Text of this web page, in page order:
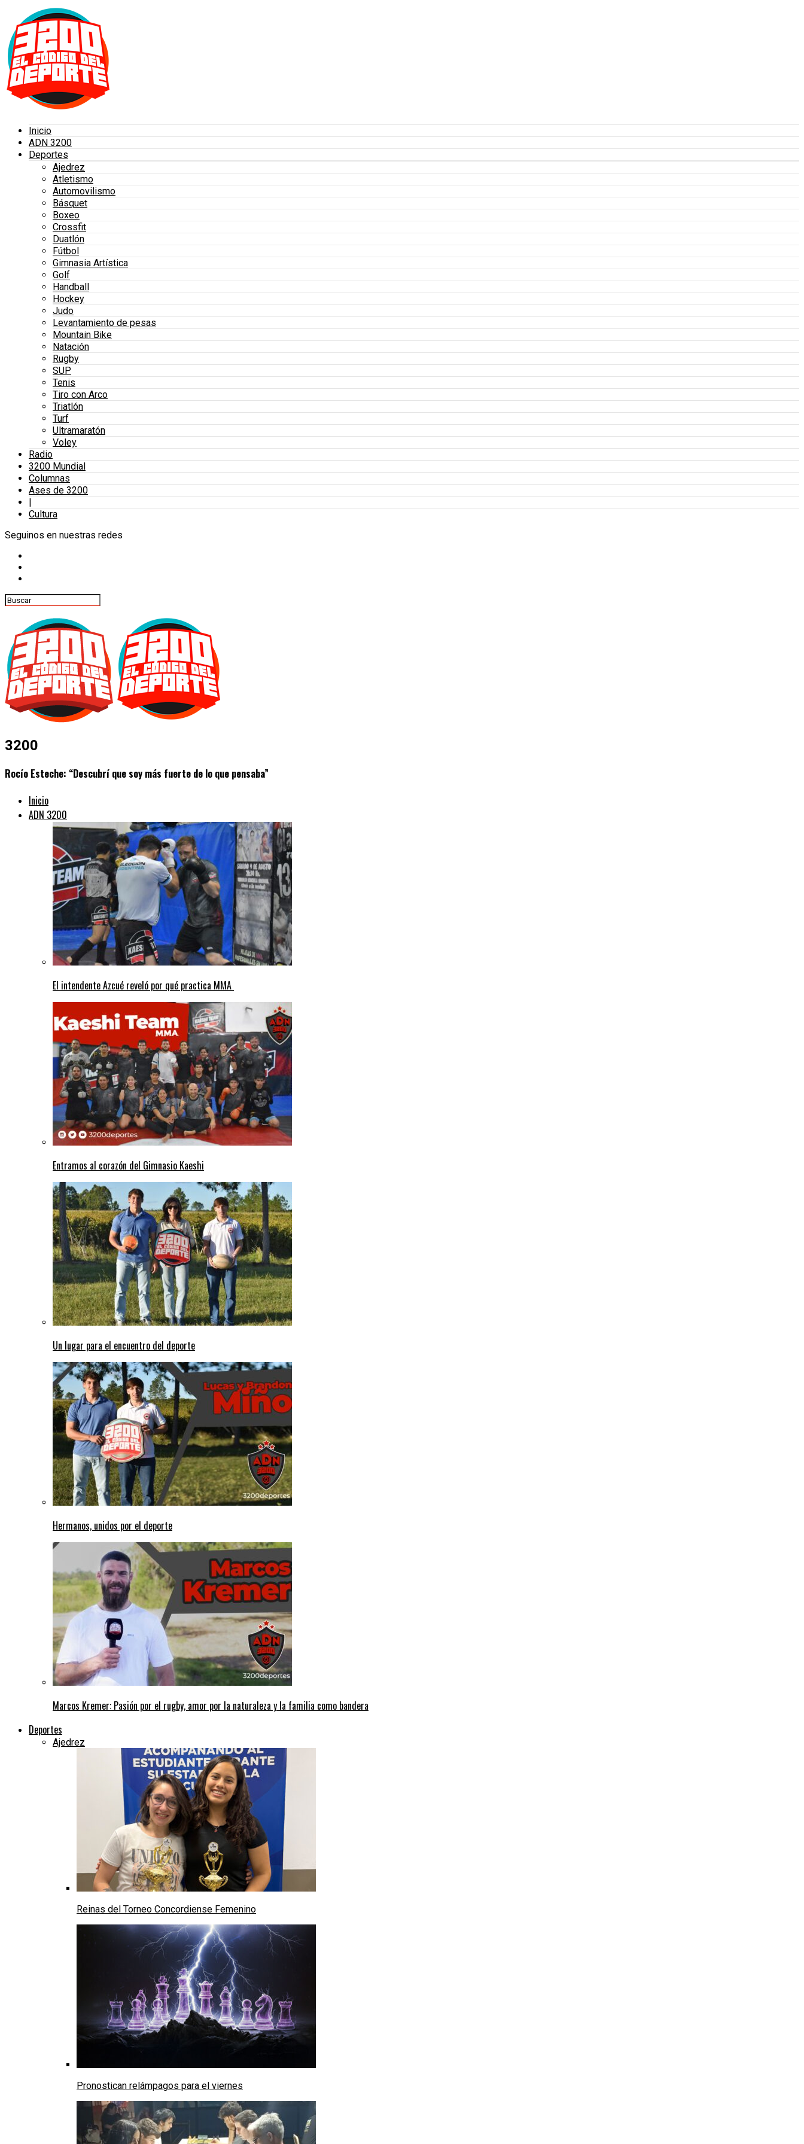
Inicio
ADN 3200
Deportes
Ajedrez
Atletismo
Automovilismo
Básquet
Boxeo
Crossfit
Duatlón
Fútbol
Gimnasia Artística
Golf
Handball
Hockey
Judo
Levantamiento de pesas
Mountain Bike
Natación
Rugby
SUP
Tenis
Tiro con Arco
Triatlón
Turf
Ultramaratón
Voley
Radio
3200 Mundial
Columnas
Ases de 3200
|
Cultura
Seguinos en nuestras redes
3200
Rocío Esteche: “Descubrí que soy más fuerte de lo que pensaba”
Inicio
ADN 3200
El intendente Azcué reveló por qué practica MMA
Entramos al corazón del Gimnasio Kaeshi
Un lugar para el encuentro del deporte
Hermanos, unidos por el deporte
Marcos Kremer: Pasión por el rugby, amor por la naturaleza y la familia como bandera
Deportes
Ajedrez
Reinas del Torneo Concordiense Femenino
Pronostican relámpagos para el viernes